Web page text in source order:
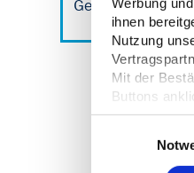
ihnen
Nutzung
Mit der
Buttons
Server
dazu
Gewichte Ihrer